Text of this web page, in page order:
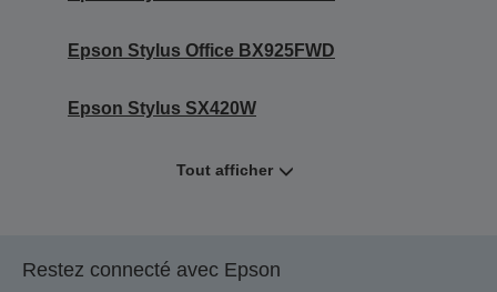
Epson Stylus Office BX925FWD
Epson Stylus SX420W
Tout afficher
Restez connecté avec Epson